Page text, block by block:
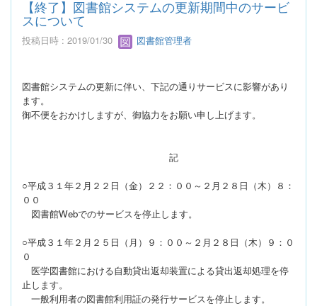
【終了】図書館システムの更新期間中のサービ
スについて
投稿日時 : 2019/01/30 図書館管理者
図書館システムの更新に伴い、下記の通りサービスに影響があり
ます。
御不便をおかけしますが、御協力をお願い申し上げます。
記
○平成３１年２月２２日（金）２２：００～２月２８日（木）８：
００
図書館Webでのサービスを停止します。
○平成３１年２月２５日（月）９：００～２月２８日（木）９：０
０
医学図書館における自動貸出返却装置による貸出返却処理を停
止します。
一般利用者の図書館利用証の発行サービスを停止します。